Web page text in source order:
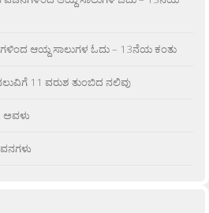
ಆಯ್ದ ಸಾಲುಗಳ ಓದು – 13ನೆಯ ಕಂತು
11 ವರುಶ ತುಂಬಿದ ನಲಿವು
ಅವಳು